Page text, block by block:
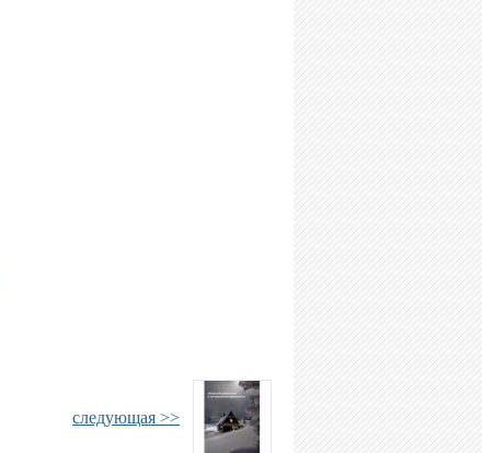
следующая >>